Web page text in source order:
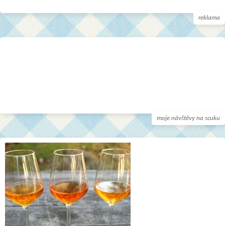
reklama
moje návštěvy na scuku